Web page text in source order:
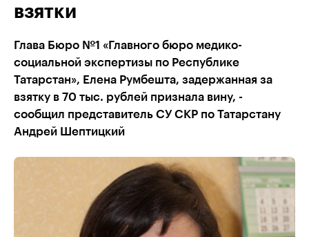
взятки
Глава Бюро №1 «Главного бюро медико-
социальной экспертизы по Республике
Татарстан», Елена Румбешта, задержанная за
взятку в 70 тыс. рублей признала вину, -
сообщил представитель СУ СКР по Татарстану
Андрей Шептицкий